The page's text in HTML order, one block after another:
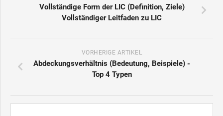
Vollständige Form der LIC (Definition, Ziele)
Vollständiger Leitfaden zu LIC
VORHERIGE ARTIKEL
Abdeckungsverhältnis (Bedeutung, Beispiele) -
Top 4 Typen